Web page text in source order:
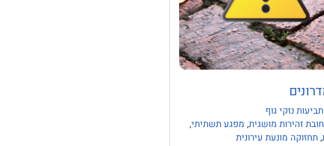
תביעות נזקי גוף
חובת זהירות מושגית, מפגע תשתיתי,
,תחזוקה מונעת עירונית